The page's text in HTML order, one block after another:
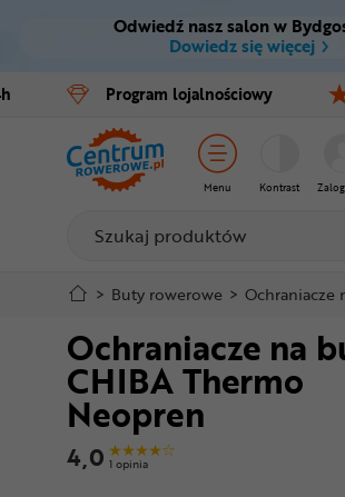
Ctrl
Menu główne
Informacje o produkcie
Do koszyka
Szczegółowe informacje
Stopka
Mapa strony
Odwiedź nasz salon w
Dowiedz się więcej
Program lojalnościowy
Menu Kontrast
Rowery
E-bike
Części
Akcesoria
Odzież
Kaski
Buty
Warsztat
> Buty rowerowe > Ochraniacze
Ochraniacze na
CHIBA Thermo
Neopren
4,0 1 opinia